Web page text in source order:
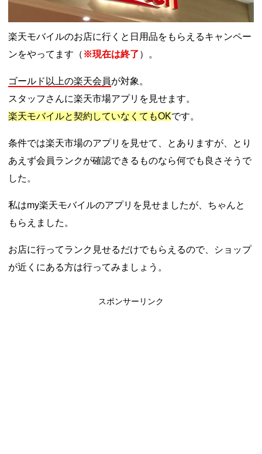
Vポイントpay利用で最大10%還元！8/31まで
V NEOBANK改悪！還元率1.25%に、チャージ系対象外へ！11
ドットマネーが再開！8/12から。でも未完了のポイント有効期
2026年7月31日
【2026年夏】dポイント交換キャンペーンが見逃せない！最大
au PAY 残高チャージで最大10000円もらえる！じぶん銀行から
チャージで抽選。8/31まで
楽天モバイルのお店に行くと日用品をもらえるキャンペー
ンをやってます（ ※現在は終了）。
ゴールド以上の楽天会員が対象。
スタッフさんに楽天市場アプリを見せます。
楽天モバイルと契約していなくてもOKです。
条件では楽天市場のアプリを見せて、とありますが、とり
あえず会員ランクが確認できるものなら何でも良さそうで
した。
私はmy楽天モバイルのアプリを見せましたが、ちゃんと
もらえました。
お店に行ってランク見せるだけでもらえるので、ショップ
が近くにある方は行ってみましょう。
スポンサーリンク